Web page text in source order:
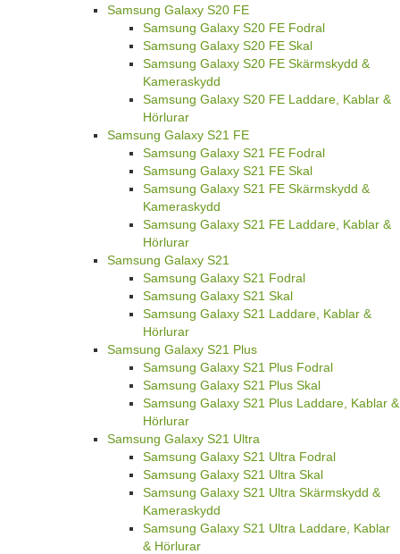
Samsung Galaxy S20 FE
Samsung Galaxy S20 FE Fodral
Samsung Galaxy S20 FE Skal
Samsung Galaxy S20 FE Skärmskydd &
Kameraskydd
Samsung Galaxy S20 FE Laddare, Kablar &
Hörlurar
Samsung Galaxy S21 FE
Samsung Galaxy S21 FE Fodral
Samsung Galaxy S21 FE Skal
Samsung Galaxy S21 FE Skärmskydd &
Kameraskydd
Samsung Galaxy S21 FE Laddare, Kablar &
Hörlurar
Samsung Galaxy S21
Samsung Galaxy S21 Fodral
Samsung Galaxy S21 Skal
Samsung Galaxy S21 Laddare, Kablar &
Hörlurar
Samsung Galaxy S21 Plus
Samsung Galaxy S21 Plus Fodral
Samsung Galaxy S21 Plus Skal
Samsung Galaxy S21 Plus Laddare, Kablar &
Hörlurar
Samsung Galaxy S21 Ultra
Samsung Galaxy S21 Ultra Fodral
Samsung Galaxy S21 Ultra Skal
Samsung Galaxy S21 Ultra Skärmskydd &
Kameraskydd
Samsung Galaxy S21 Ultra Laddare, Kablar
& Hörlurar